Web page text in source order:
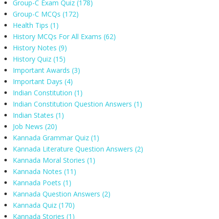
Group-C Exam Quiz(178)
Group-C MCQs(172)
Health Tips(1)
History MCQs For All Exams(62)
History Notes(9)
History Quiz(15)
Important Awards(3)
Important Days(4)
Indian Constitution(1)
Indian Constitution Question Answers(1)
Indian States(1)
Job News(20)
Kannada Grammar Quiz(1)
Kannada Literature Question Answers(2)
Kannada Moral Stories(1)
Kannada Notes(11)
Kannada Poets(1)
Kannada Question Answers(2)
Kannada Quiz(170)
Kannada Stories(1)